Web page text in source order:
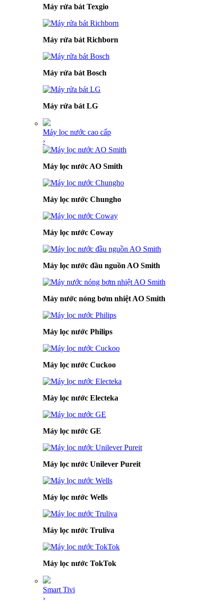
Máy rửa bát Texgio
Máy rửa bát Richborn
Máy rửa bát Bosch
Máy rửa bát LG
Máy lọc nước cao cấp
›
Máy lọc nước AO Smith
Máy lọc nước Chungho
Máy lọc nước Coway
Máy lọc nước đầu nguồn AO Smith
Máy nước nóng bơm nhiệt AO Smith
Máy lọc nước Philips
Máy lọc nước Cuckoo
Máy lọc nước Electeka
Máy lọc nước GE
Máy lọc nước Unilever Pureit
Máy lọc nước Wells
Máy lọc nước Truliva
Máy lọc nước TokTok
Smart Tivi
›